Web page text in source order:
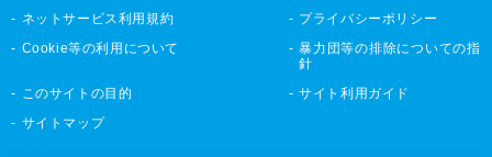
ネットサービス利用規約
プライバシーポリシー
Cookie等の利用について
暴力団等の排除についての指
針
このサイトの目的
サイト利用ガイド
サイトマップ